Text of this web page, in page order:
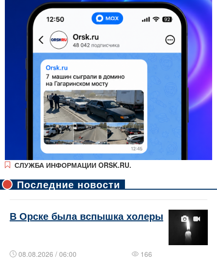
СЛУЖБА ИНФОРМАЦИИ ORSK.RU.
Последние новости
​​​В Орске была вспышка холеры
08.08.2026 / 06:00 166